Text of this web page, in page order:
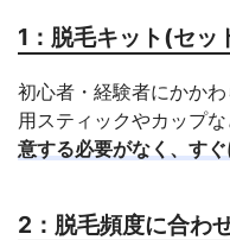
1：脱毛キット(セッ
初心者・経験者にかか
用スティックやカップな
意する必要がなく、す
2：脱毛頻度に合わ